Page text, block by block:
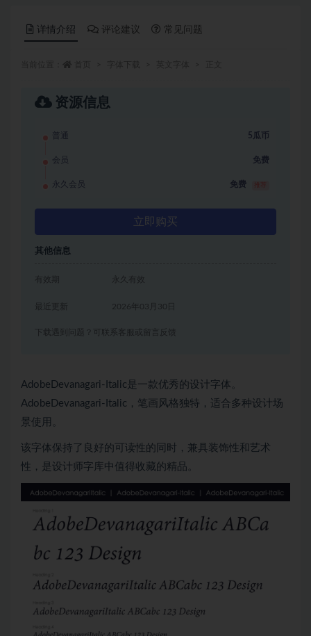
详情介绍 评论建议 常见问题
资源信息
普通 5瓜币
会员 免费
永久会员 免费
立即购买
其他信息
有效期 永久有效
2026年03月30日
下载遇到问题？可联系客服或留言反馈
AdobeDevanagari-Italic是一款优秀的设计字体。
AdobeDevanagari-Italic，笔画风格独特，适合多种设计场
景使用。
该字体保持了良好的可读性的同时，兼具装饰性和艺术
性，是设计师字库中值得收藏的精品。